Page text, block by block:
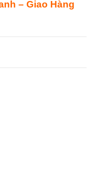
– Giao Hàng
lượng